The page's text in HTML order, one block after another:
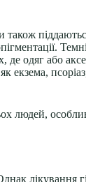
також
одяг або
екзема,
людей,
лікування